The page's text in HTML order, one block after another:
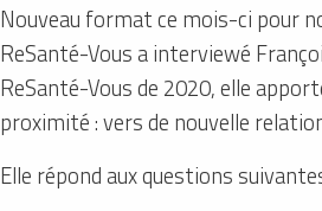
Nouveau format ce mois-ci pour
ReSanté-Vous a interviewé
ReSanté-Vous de 2020, elle
proximité : vers de nouvelle
Elle répond aux questions